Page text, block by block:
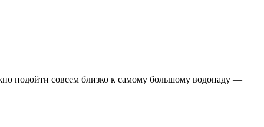
подойти совсем близко к самому большому водопаду —